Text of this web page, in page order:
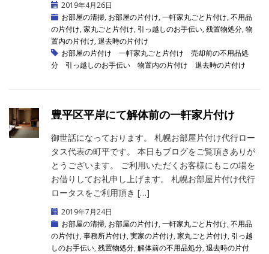
2019年4月26日
お部屋の清掃, お部屋の片付け, 一軒家丸ごと片付け, 不用品
の片付け, 家丸ごと片付け, 引っ越しのお手伝い, 残置物処分, 物
置内の片付け, 退去時の片付け
お部屋の片付け
一軒家丸ごと片付け
売却前の不用品処
分
引っ越しのお手伝い 物置内の片付け 退去時の片付け
豊平区平岸にて解体前の一軒家片付け
御世話になっております。 札幌お部屋片付け代行ロー
タス代表の町平です。 本日もブログをご覧頂きありが
とうございます。 ご利用いただくお客様にもこの場を
お借りしてお礼申し上げます。 札幌お部屋片付け代行
ロータスをご利用頂き […]
2019年7月24日
お部屋の清掃, お部屋の片付け, 一軒家丸ごと片付け, 不用品
の片付け, 事務所片付け, 実家の片付け, 家丸ごと片付け, 引っ越
しのお手伝い, 残置物処分, 解体前の不用品処分, 退去時の片付